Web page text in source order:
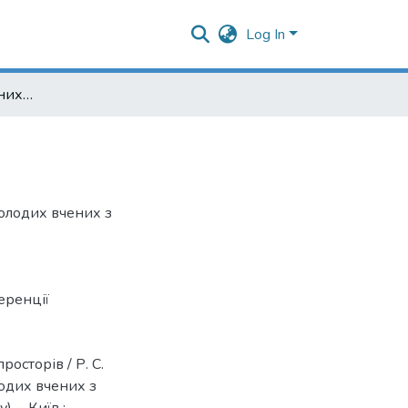
Log In
Властивості періодичних біотопних просторів
вчених з
/ Р. С.
вчених з